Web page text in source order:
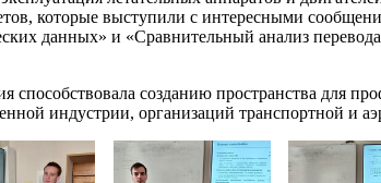
которые выступили с интересными
данных» и «Сравнительный анализ
созданию пространства для
индустрии, организаций транспортной и